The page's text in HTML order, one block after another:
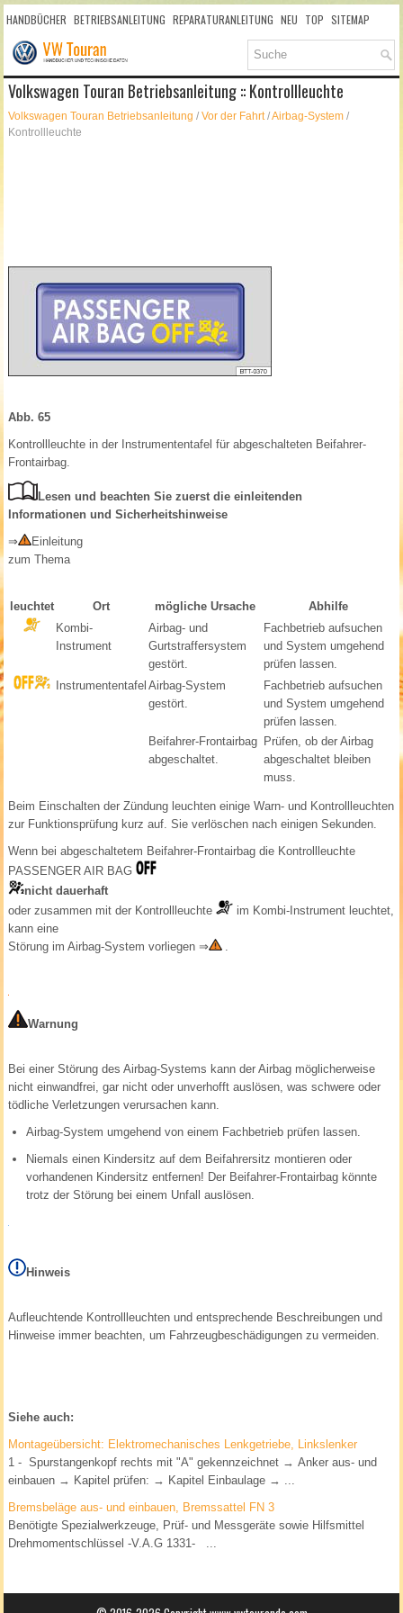
HANDBÜCHER BETRIEBSANLEITUNG REPARATURANLEITUNG NEU TOP SITEMAP
SUCHLAUF
Volkswagen Touran Betriebsanleitung :: Kontrollleuchte
Volkswagen Touran Betriebsanleitung /Vor der Fahrt/Airbag-System /
Kontrollleuchte
Abb. 65
Kontrollleuchte in der Instrumententafel für abgeschalteten Beifahrer-
Frontairbag.
Lesen und beachten Sie zuerst die einleitenden
Informationen und Sicherheitshinweise
⇒
Einleitung
zum Thema
leuchtet Ort mögliche Ursache
Abhilfe
Kombi-
Instrument
Airbag- und
Gurtstraffersystem
gestört.
Fachbetrieb aufsuchen
und System umgehend
prüfen lassen.
Instrumententafel Airbag-System
gestört.
Fachbetrieb aufsuchen
und System umgehend
prüfen lassen.
Beifahrer-Frontairbag
abgeschaltet.
Prüfen, ob der Airbag
abgeschaltet bleiben
muss.
Beim Einschalten der Zündung leuchten einige Warn- und Kontrollleuchten
zur Funktionsprüfung kurz auf. Sie verlöschen nach einigen Sekunden.
Wenn bei abgeschaltetem Beifahrer-Frontairbag die Kontrollleuchte
PASSENGER AIR BAG
nicht dauerhaft
oder zusammen mit der Kontrollleuchte
im Kombi-Instrument leuchtet,
kann eine
Störung im Airbag-System vorliegen ⇒ .
Warnung
Bei einer Störung des Airbag-Systems kann der Airbag möglicherweise
nicht einwandfrei, gar nicht oder unverhofft auslösen, was schwere oder
tödliche Verletzungen verursachen kann.
Airbag-System umgehend von einem Fachbetrieb prüfen lassen.
Niemals einen Kindersitz auf dem Beifahrersitz montieren oder
vorhandenen Kindersitz entfernen! Der Beifahrer-Frontairbag könnte
trotz der Störung bei einem Unfall auslösen.
Hinweis
Aufleuchtende Kontrollleuchten und entsprechende Beschreibungen und
Hinweise immer beachten, um Fahrzeugbeschädigungen zu vermeiden.
Siehe auch:
Montageübersicht: Elektromechanisches Lenkgetriebe, Linkslenker
1 - Spurstangenkopf rechts mit "A" gekennzeichnet → Anker aus- und
einbauen → Kapitel prüfen: → Kapitel Einbaulage → ...
Bremsbeläge aus- und einbauen, Bremssattel FN 3
Benötigte Spezialwerkzeuge, Prüf- und Messgeräte sowie Hilfsmittel
Drehmomentschlüssel -V.A.G 1331- ...